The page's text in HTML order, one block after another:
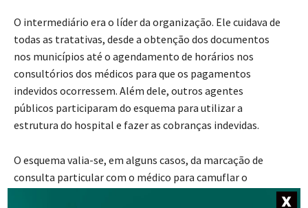
O intermediário era o líder da organização. Ele cuidava de
todas as tratativas, desde a obtenção dos documentos
nos municípios até o agendamento de horários nos
consultórios dos médicos para que os pagamentos
indevidos ocorressem. Além dele, outros agentes
públicos participaram do esquema para utilizar a
estrutura do hospital e fazer as cobranças indevidas.
O esquema valia-se, em alguns casos, da marcação de
consulta particular com o médico para camuflar o
X